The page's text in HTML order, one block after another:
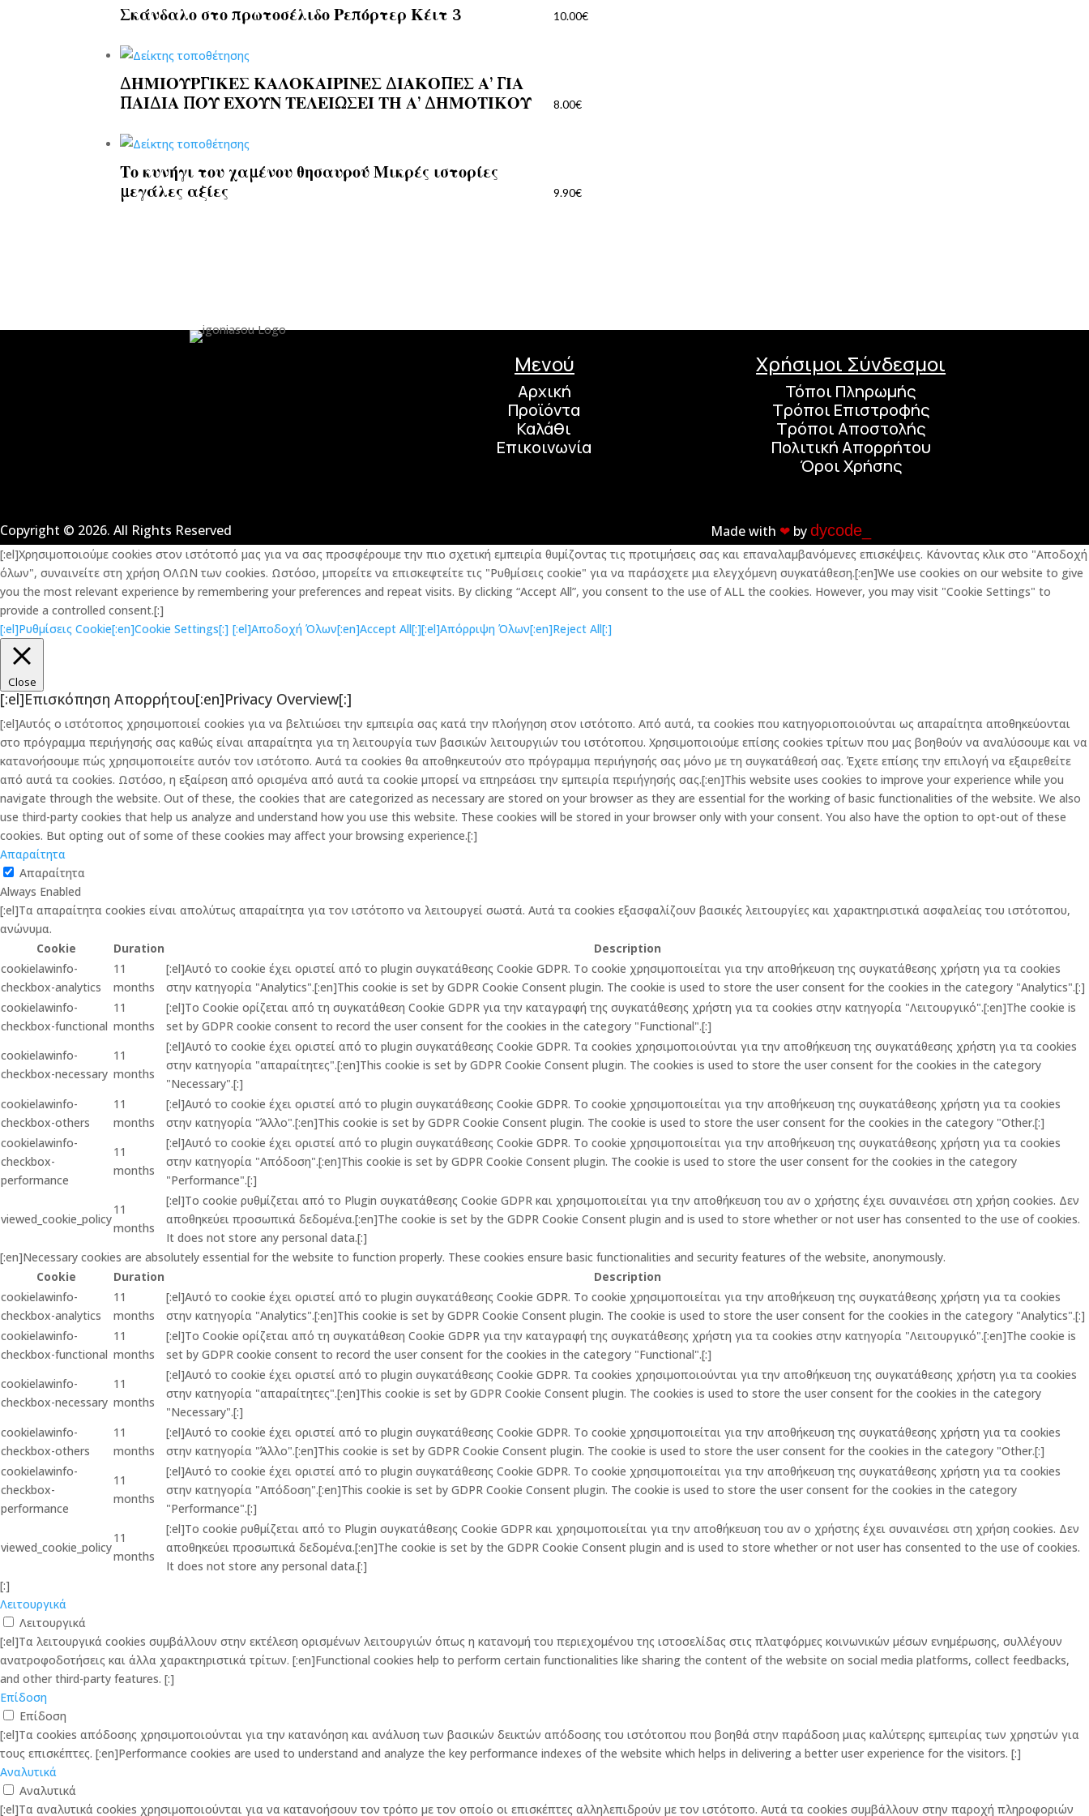
Σκάνδαλο στο πρωτοσέλιδο Ρεπόρτερ Κέιτ 3 10.00€
ΔΗΜΙΟΥΡΓΙΚΕΣ ΚΑΛΟΚΑΙΡΙΝΕΣ ΔΙΑΚΟΠΕΣ Α’ ΓΙΑ
ΠΑΙΔΙΑ ΠΟΥ ΕΧΟΥΝ ΤΕΛΕΙΩΣΕΙ ΤΗ Α’ ΔΗΜΟΤΙΚΟΥ
8.00€
Το κυνήγι του χαμένου θησαυρού Μικρές ιστορίες
μεγάλες αξίες
9.90€
Μενού
Αρχική
Προϊόντα
Καλάθι
Επικοινωνία
Χρήσιμοι Σύνδεσμοι
Τόποι Πληρωμής
Τρόποι Επιστροφής
Τρόποι Αποστολής
Πολιτική Απορρήτου
Όροι Χρήσης
Copyright © 2026. All Rights Reserved Made with ❤︎ bydycode_
[:el]Χρησιμοποιούμε cookies στον ιστότοπό μας για να σας προσφέρουμε την πιο σχετική εμπειρία θυμίζοντας τις προτιμήσεις σας και επαναλαμβανόμενες επισκέψεις. Κάνοντας κλικ στο "Αποδοχή
όλων", συναινείτε στη χρήση ΟΛΩΝ των cookies. Ωστόσο, μπορείτε να επισκεφτείτε τις "Ρυθμίσεις cookie" για να παράσχετε μια ελεγχόμενη συγκατάθεση.[:en]We use cookies on our website to give
you the most relevant experience by remembering your preferences and repeat visits. By clicking “Accept All”, you consent to the use of ALL the cookies. However, you may visit "Cookie Settings" to
provide a controlled consent.[:]
[:el]Ρυθμίσεις Cookie[:en]Cookie Settings[:] [:el]Αποδοχή Όλων[:en]Accept All[:][:el]Απόρριψη Όλων[:en]Reject All[:]
Close
[:el]Επισκόπηση Απορρήτου[:en]Privacy Overview[:]
[:el]Αυτός ο ιστότοπος χρησιμοποιεί cookies για να βελτιώσει την εμπειρία σας κατά την πλοήγηση στον ιστότοπο. Από αυτά, τα cookies που κατηγοριοποιούνται ως απαραίτητα αποθηκεύονται
στο πρόγραμμα περιήγησής σας καθώς είναι απαραίτητα για τη λειτουργία των βασικών λειτουργιών του ιστότοπου. Χρησιμοποιούμε επίσης cookies τρίτων που μας βοηθούν να αναλύσουμε και να
κατανοήσουμε πώς χρησιμοποιείτε αυτόν τον ιστότοπο. Αυτά τα cookies θα αποθηκευτούν στο πρόγραμμα περιήγησής σας μόνο με τη συγκατάθεσή σας. Έχετε επίσης την επιλογή να εξαιρεθείτε
από αυτά τα cookies. Ωστόσο, η εξαίρεση από ορισμένα από αυτά τα cookie μπορεί να επηρεάσει την εμπειρία περιήγησής σας.[:en]This website uses cookies to improve your experience while you
navigate through the website. Out of these, the cookies that are categorized as necessary are stored on your browser as they are essential for the working of basic functionalities of the website. We also
use third-party cookies that help us analyze and understand how you use this website. These cookies will be stored in your browser only with your consent. You also have the option to opt-out of these
cookies. But opting out of some of these cookies may affect your browsing experience.[:]
Απαραίτητα
Απαραίτητα
Always Enabled
[:el]Τα απαραίτητα cookies είναι απολύτως απαραίτητα για τον ιστότοπο να λειτουργεί σωστά. Αυτά τα cookies εξασφαλίζουν βασικές λειτουργίες και χαρακτηριστικά ασφαλείας του ιστότοπου,
ανώνυμα.
Cookie
Duration
Description
cookielawinfo-
checkbox-analytics
11
months
[:el]Αυτό το cookie έχει οριστεί από το plugin συγκατάθεσης Cookie GDPR. Το cookie χρησιμοποιείται για την αποθήκευση της συγκατάθεσης χρήστη για τα cookies
στην κατηγορία "Analytics".[:en]This cookie is set by GDPR Cookie Consent plugin. The cookie is used to store the user consent for the cookies in the category "Analytics".[:]
cookielawinfo-
checkbox-functional
11
months
[:el]Το Cookie ορίζεται από τη συγκατάθεση Cookie GDPR για την καταγραφή της συγκατάθεσης χρήστη για τα cookies στην κατηγορία "Λειτουργικό".[:en]The cookie is
set by GDPR cookie consent to record the user consent for the cookies in the category "Functional".[:]
cookielawinfo-
checkbox-necessary
11
months
[:el]Αυτό το cookie έχει οριστεί από το plugin συγκατάθεσης Cookie GDPR. Τα cookies χρησιμοποιούνται για την αποθήκευση της συγκατάθεσης χρήστη για τα cookies
στην κατηγορία "απαραίτητες".[:en]This cookie is set by GDPR Cookie Consent plugin. The cookies is used to store the user consent for the cookies in the category
"Necessary".[:]
cookielawinfo-
checkbox-others
11
months
[:el]Αυτό το cookie έχει οριστεί από το plugin συγκατάθεσης Cookie GDPR. Το cookie χρησιμοποιείται για την αποθήκευση της συγκατάθεσης χρήστη για τα cookies
στην κατηγορία "Άλλο".[:en]This cookie is set by GDPR Cookie Consent plugin. The cookie is used to store the user consent for the cookies in the category "Other.[:]
cookielawinfo-
checkbox-
performance
11
months
[:el]Αυτό το cookie έχει οριστεί από το plugin συγκατάθεσης Cookie GDPR. Το cookie χρησιμοποιείται για την αποθήκευση της συγκατάθεσης χρήστη για τα cookies
στην κατηγορία "Απόδοση".[:en]This cookie is set by GDPR Cookie Consent plugin. The cookie is used to store the user consent for the cookies in the category
"Performance".[:]
viewed_cookie_policy
11
months
[:el]Το cookie ρυθμίζεται από το Plugin συγκατάθεσης Cookie GDPR και χρησιμοποιείται για την αποθήκευση του αν ο χρήστης έχει συναινέσει στη χρήση cookies. Δεν
αποθηκεύει προσωπικά δεδομένα.[:en]The cookie is set by the GDPR Cookie Consent plugin and is used to store whether or not user has consented to the use of cookies.
It does not store any personal data.[:]
[:en]Necessary cookies are absolutely essential for the website to function properly. These cookies ensure basic functionalities and security features of the website, anonymously.
Cookie
Duration
Description
cookielawinfo-
checkbox-analytics
11
months
[:el]Αυτό το cookie έχει οριστεί από το plugin συγκατάθεσης Cookie GDPR. Το cookie χρησιμοποιείται για την αποθήκευση της συγκατάθεσης χρήστη για τα cookies
στην κατηγορία "Analytics".[:en]This cookie is set by GDPR Cookie Consent plugin. The cookie is used to store the user consent for the cookies in the category "Analytics".[:]
cookielawinfo-
checkbox-functional
11
months
[:el]Το Cookie ορίζεται από τη συγκατάθεση Cookie GDPR για την καταγραφή της συγκατάθεσης χρήστη για τα cookies στην κατηγορία "Λειτουργικό".[:en]The cookie is
set by GDPR cookie consent to record the user consent for the cookies in the category "Functional".[:]
cookielawinfo-
checkbox-necessary
11
months
[:el]Αυτό το cookie έχει οριστεί από το plugin συγκατάθεσης Cookie GDPR. Τα cookies χρησιμοποιούνται για την αποθήκευση της συγκατάθεσης χρήστη για τα cookies
στην κατηγορία "απαραίτητες".[:en]This cookie is set by GDPR Cookie Consent plugin. The cookies is used to store the user consent for the cookies in the category
"Necessary".[:]
cookielawinfo-
checkbox-others
11
months
[:el]Αυτό το cookie έχει οριστεί από το plugin συγκατάθεσης Cookie GDPR. Το cookie χρησιμοποιείται για την αποθήκευση της συγκατάθεσης χρήστη για τα cookies
στην κατηγορία "Άλλο".[:en]This cookie is set by GDPR Cookie Consent plugin. The cookie is used to store the user consent for the cookies in the category "Other.[:]
cookielawinfo-
checkbox-
performance
11
months
[:el]Αυτό το cookie έχει οριστεί από το plugin συγκατάθεσης Cookie GDPR. Το cookie χρησιμοποιείται για την αποθήκευση της συγκατάθεσης χρήστη για τα cookies
στην κατηγορία "Απόδοση".[:en]This cookie is set by GDPR Cookie Consent plugin. The cookie is used to store the user consent for the cookies in the category
"Performance".[:]
viewed_cookie_policy
11
months
[:el]Το cookie ρυθμίζεται από το Plugin συγκατάθεσης Cookie GDPR και χρησιμοποιείται για την αποθήκευση του αν ο χρήστης έχει συναινέσει στη χρήση cookies. Δεν
αποθηκεύει προσωπικά δεδομένα.[:en]The cookie is set by the GDPR Cookie Consent plugin and is used to store whether or not user has consented to the use of cookies.
It does not store any personal data.[:]
[:]
Λειτουργικά
Λειτουργικά
[:el]Τα λειτουργικά cookies συμβάλλουν στην εκτέλεση ορισμένων λειτουργιών όπως η κατανομή του περιεχομένου της ιστοσελίδας στις πλατφόρμες κοινωνικών μέσων ενημέρωσης, συλλέγουν
ανατροφοδοτήσεις και άλλα χαρακτηριστικά τρίτων. [:en]Functional cookies help to perform certain functionalities like sharing the content of the website on social media platforms, collect feedbacks,
and other third-party features. [:]
Επίδοση
Επίδοση
[:el]Τα cookies απόδοσης χρησιμοποιούνται για την κατανόηση και ανάλυση των βασικών δεικτών απόδοσης του ιστότοπου που βοηθά στην παράδοση μιας καλύτερης εμπειρίας των χρηστών για
τους επισκέπτες. [:en]Performance cookies are used to understand and analyze the key performance indexes of the website which helps in delivering a better user experience for the visitors. [:]
Αναλυτικά
Αναλυτικά
[:el]Τα αναλυτικά cookies χρησιμοποιούνται για να κατανοήσουν τον τρόπο με τον οποίο οι επισκέπτες αλληλεπιδρούν με τον ιστότοπο. Αυτά τα cookies συμβάλλουν στην παροχή πληροφοριών